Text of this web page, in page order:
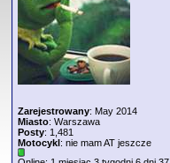
Zarejestrowany: May 2014
Miasto: Warszawa
Posty: 1,481
Motocykl: nie mam AT jeszcze